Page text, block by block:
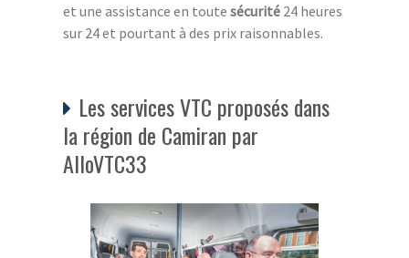
et une assistance en toute sécurité 24 heures
sur 24 et pourtant à des prix raisonnables.
Les services VTC proposés dans
la région de Camiran par
AlloVTC33